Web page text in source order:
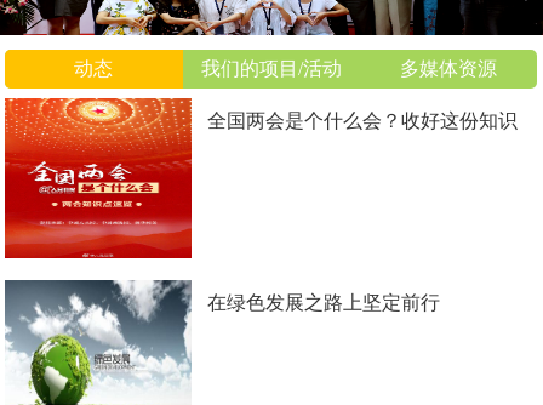
动态 我们的项目/活动 多媒体资源
全国两会是个什么会？收好这份知识
在绿色发展之路上坚定前行